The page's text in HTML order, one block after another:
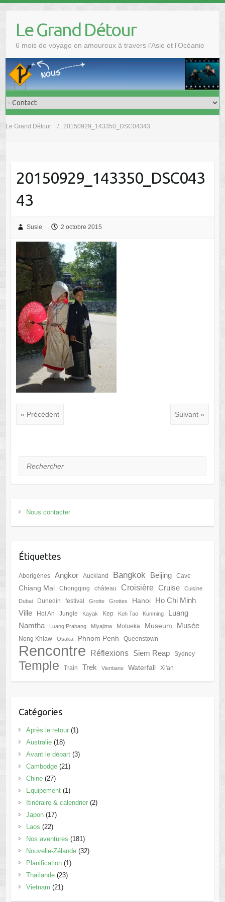
Le Grand Détour
6 mois de voyage en amoureux à travers l'Asie et l'Océanie
Le Grand Détour 20150929_143350_DSC04343
20150929_143350_DSC043
43
Susie 2 octobre 2015
« Précédent Suivant »
Rechercher
Nous contacter
Étiquettes
Aborigènes Angkor Auckland Bangkok Beijing Cave
Chiang Mai Chongqing château Croisière Cruise Cuisine
Dubai Dunedin festival Grotte Grottes Hanoi
Ho Chi Minh
Ville
Hoi An Jungle Kayak Kep Koh Tao Kunming
Luang
Namtha
Luang Prabang Miyajima Motueka Museum Musée
Nong Khiaw Osaka Phnom Penh Queenstown
Rencontre Réflexions Siem Reap Sydney
Temple Train Trek Vientiane Waterfall Xi'an
Catégories
Après le retour(1)
Australie(18)
Avant le départ(3)
Cambodge(21)
Chine(27)
Equipement(1)
Itinéraire & calendrier(2)
Japon(17)
Laos (22)
Nos aventures (181)
Nouvelle-Zélande(32)
Planification(1)
Thaïlande(23)
Vietnam (21)